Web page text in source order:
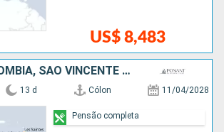
US$ 8,483
PANAMÁ, COLOMBIA, SÃO VINCENTE E GRANADINAS, SANTA LUCIA
13 d Cólon 11/04/2028
Pensão completa